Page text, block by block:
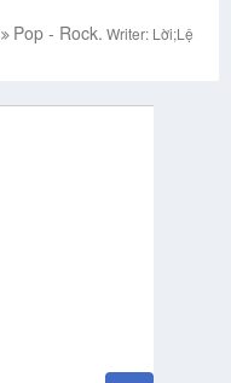
Pop - Rock. Writer: Lời;Lệ